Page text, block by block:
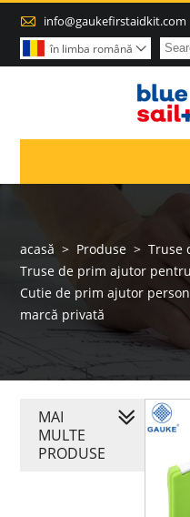
 info@gaukefirstaidkit.com
în limba română 
acasă > Produse > Truse
Truse de prim ajutor
Cutie de prim ajutor
marcă privată
MAI
MULTE
PRODUSE